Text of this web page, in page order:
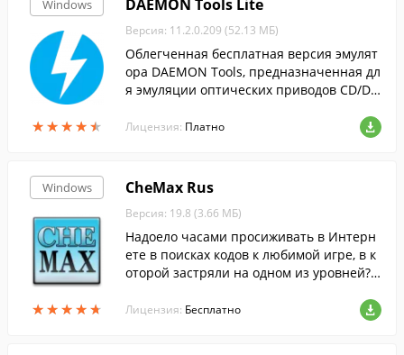
Windows
★★★★★
★★★★★
DAEMON Tools Lite
Версия: 11.2.0.209 (52.13 МБ)
Облегченная бесплатная версия эмулят
ора DAEMON Tools, предназначенная дл
я эмуляции оптических приводов CD/DV
Лицензия: Платно
Windows
★★★★★
★★★★★
CheMax Rus
Версия: 19.8 (3.66 МБ)
Надоело часами просиживать в Интерн
ете в поисках кодов к любимой игре, в к
оторой застряли на одном из уровней? Е
Лицензия: Бесплатно